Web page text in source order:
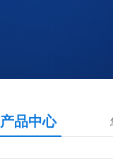
产品中心